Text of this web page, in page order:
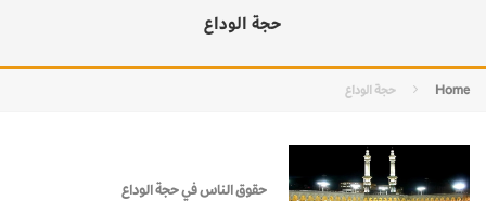
حجة الوداع
Home حجة الوداع
حقوق الناس في حجة الوداع